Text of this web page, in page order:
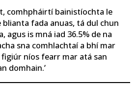
comhpháirtí bainistíochta le
blianta fada anuas, tá dul chun
agus is mná iad 36.5% de na
sna comhlachtaí a bhí mar
níos fearr mar atá san
domhain.’